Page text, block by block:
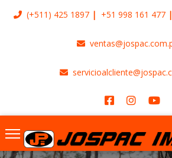
(+511) 425 1897 +51 998 161 477